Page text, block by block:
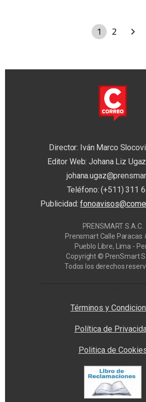
1 2
Director: Iván Marco
Editor Web: Johana Liz
Teléfono: (+511) 311
Publicidad:
PRENSMART S.A.C.
Prensmart Calle Paracas
Pueblo Libre, Lima -
Copyright © PrenSmart
Todos los derechos
Términos y
Política de
Politica de